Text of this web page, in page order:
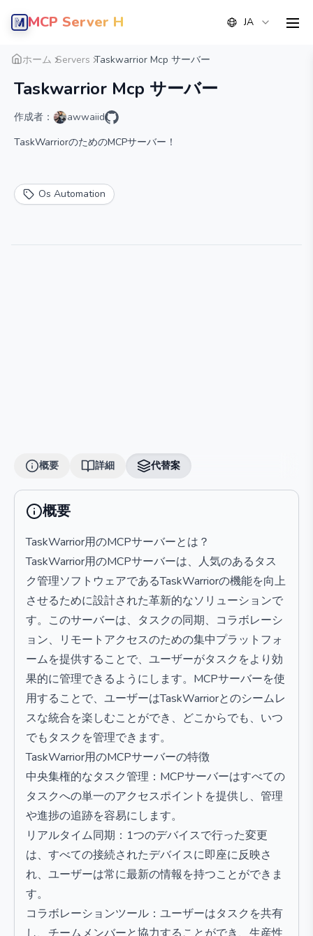
MCP Server Hub JA
ホーム Servers Taskwarrior Mcp サーバー
Taskwarrior Mcp サーバー
作成者：
awwaiid
TaskWarriorのためのMCPサーバー！
Os Automation
概要 詳細 代替案
概要 詳細 代替案
概要
TaskWarrior用のMCPサーバーとは？
TaskWarrior用のMCPサーバーは、人気のあるタス
ク管理ソフトウェアであるTaskWarriorの機能を向上
させるために設計された革新的なソリューションで
す。このサーバーは、タスクの同期、コラボレーシ
ョン、リモートアクセスのための集中プラットフォ
ームを提供することで、ユーザーがタスクをより効
果的に管理できるようにします。MCPサーバーを使
用することで、ユーザーはTaskWarriorとのシームレ
スな統合を楽しむことができ、どこからでも、いつ
でもタスクを管理できます。
TaskWarrior用のMCPサーバーの特徴
中央集権的なタスク管理：MCPサーバーはすべての
タスクへの単一のアクセスポイントを提供し、管理
や進捗の追跡を容易にします。
リアルタイム同期：1つのデバイスで行った変更
は、すべての接続されたデバイスに即座に反映さ
れ、ユーザーは常に最新の情報を持つことができま
す。
コラボレーションツール：ユーザーはタスクを共有